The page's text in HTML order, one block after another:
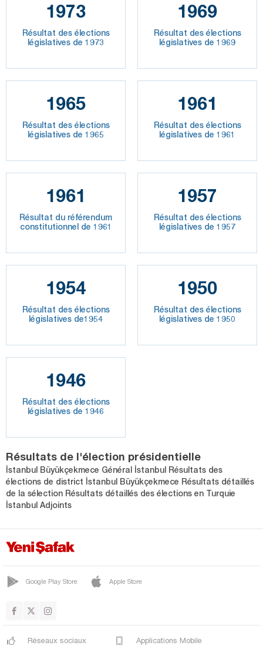
1973
Résultat des élections
législatives de 1973
1969
Résultat des élections
législatives de 1969
1965
Résultat des élections
législatives de 1965
1961
Résultat des élections
législatives de 1961
1961
Résultat du référendum
constitutionnel de 1961
1957
Résultat des élections
législatives de 1957
1954
Résultat des élections
législatives de1954
1950
Résultat des élections
législatives de 1950
1946
Résultat des élections
législatives de 1946
Résultats de l'élection présidentielle
İstanbul Büyükçekmece Général İstanbul Résultats des
élections de district İstanbul Büyükçekmece Résultats détaillés
de la sélection Résultats détaillés des élections en Turquie
İstanbul Adjoints
Google Play Store Apple Store
Réseaux sociaux Applications Mobile